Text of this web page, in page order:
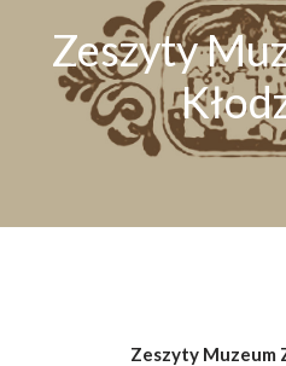
Zeszyty
Zeszyty Muzeum